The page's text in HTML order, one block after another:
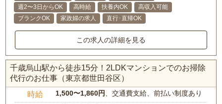
週2〜3日からOK
高時給 扶養内OK
高収入可能
ブランクOK
家政婦の求人 直行･直帰OK
この求人の詳細を見る
千歳烏山駅から徒歩15分！2LDKマンションでのお掃除
代行のお仕事（東京都世田谷区）
時給 1,500〜1,860円、交通費支給、前払い制度あり